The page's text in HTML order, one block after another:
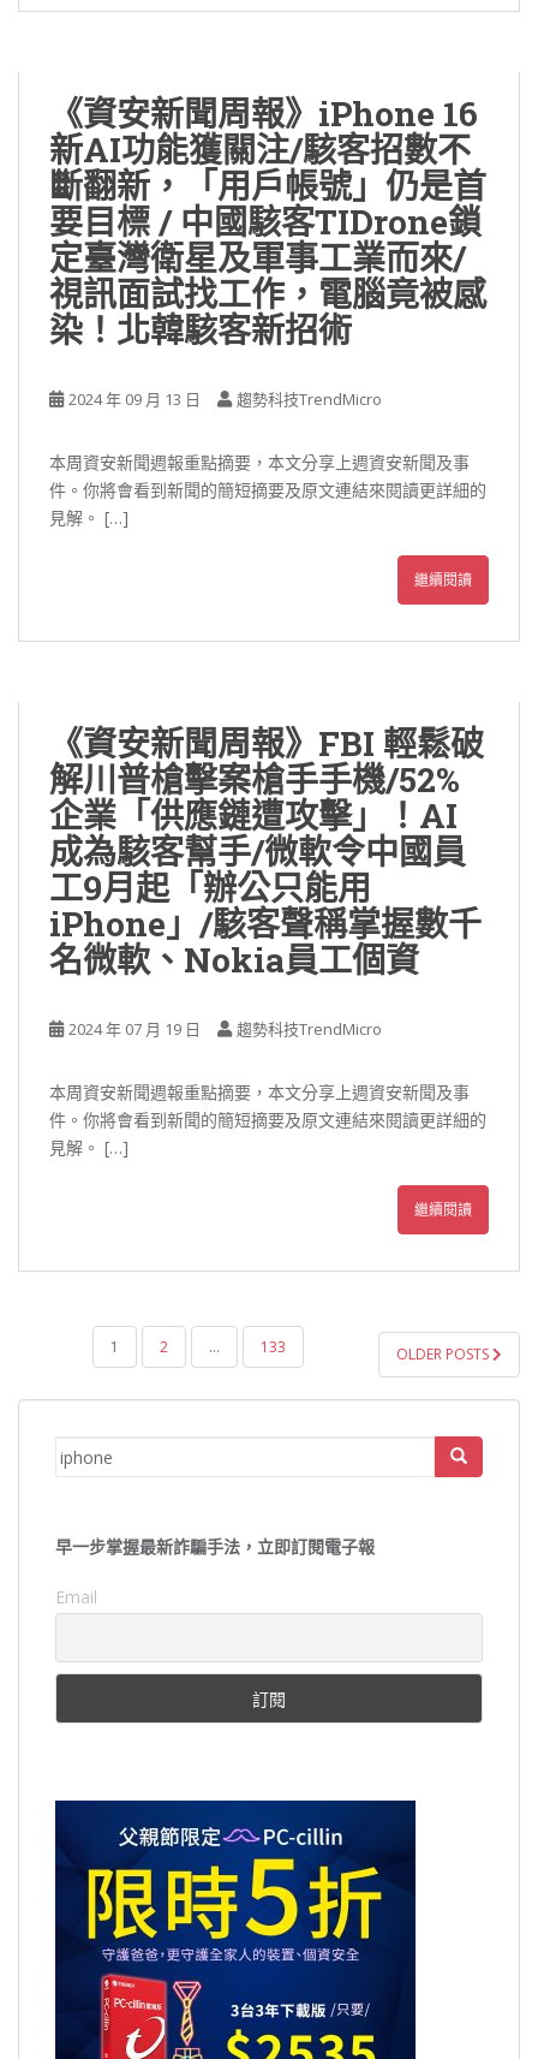
《資安新聞周報》iPhone 16
新AI功能獲關注/駭客招數不
斷翻新，「用戶帳號」仍是首
要目標 / 中國駭客TIDrone鎖
定臺灣衛星及軍事工業而來/
視訊面試找工作，電腦竟被感
染！北韓駭客新招術
2024 年 09 月 13 日 趨勢科技TrendMicro
本周資安新聞週報重點摘要，本文分享上週資安新聞及事
件。你將會看到新聞的簡短摘要及原文連結來閱讀更詳細的
見解。 […]
繼續閱讀
《資安新聞周報》FBI 輕鬆破
解川普槍擊案槍手手機/52%
企業「供應鏈遭攻擊」！AI
成為駭客幫手/微軟令中國員
工9月起「辦公只能用
iPhone」/駭客聲稱掌握數千
名微軟、Nokia員工個資
2024 年 07 月 19 日 趨勢科技TrendMicro
本周資安新聞週報重點摘要，本文分享上週資安新聞及事
件。你將會看到新聞的簡短摘要及原文連結來閱讀更詳細的
見解。 […]
繼續閱讀
導
1 2 ... 133 OLDER POSTS
Search
for:
早一步掌握最新詐騙手法，立即訂閱電子報
Email